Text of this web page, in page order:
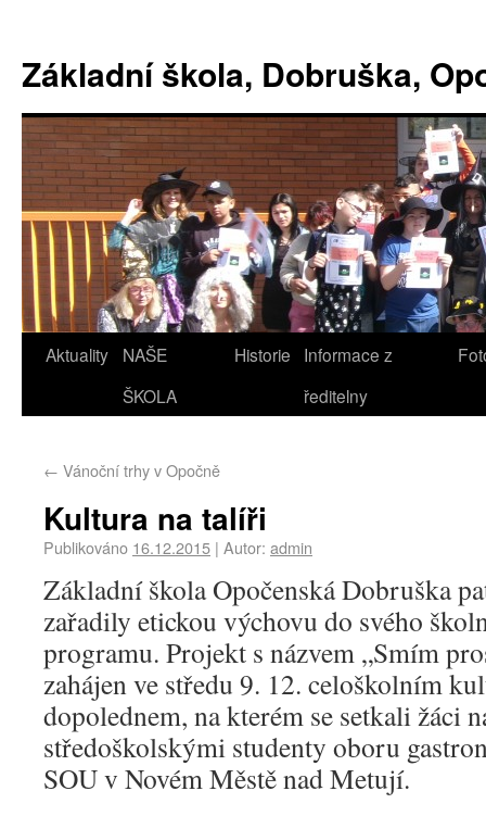
Základní škola, Dobruška,
Aktuality
NAŠE
ŠKOLA
Historie
Informace z
ředitelny
← Vánoční trhy v Opočně
Kultura na talíři
Publikováno 16.12.2015 | Autor: admin
Základní škola Opočenská Dobruška
zařadily etickou výchovu do svého
programu. Projekt s názvem „Smím
zahájen ve středu 9. 12. celoškolním
dopolednem, na kterém se setkali žáci
středoškolskými studenty oboru
SOU v Novém Městě nad Metují.